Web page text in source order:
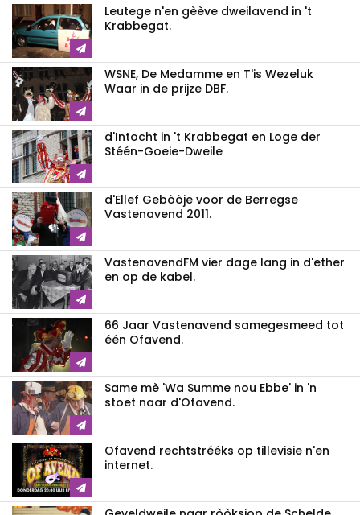
Leutege n'en gèève dweilavend in 't
Krabbegat.
WSNE, De Medamme en T'is Wezeluk
Waar in de prijze DBF.
d'Intocht in 't Krabbegat en Loge der
Stéén-Goeie-Dweile
d'Ellef Gebòòje voor de Berregse
Vastenavend 2011.
VastenavendFM vier dage lang in d'ether
en op de kabel.
66 Jaar Vastenavend samegesmeed tot
één Ofavend.
Same mè 'Wa Summe nou Ebbe' in 'n
stoet naar d'Ofavend.
Ofavend rechtstrééks op tillevisie n'en
internet.